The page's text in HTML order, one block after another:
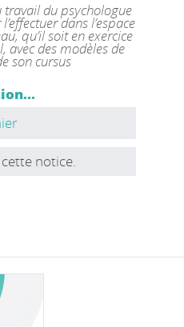
du psychologue
dans l’espace
qu’il soit en exercice
des modèles de
son cursus
notice.